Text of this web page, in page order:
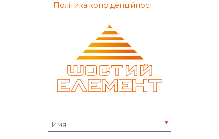
Політика конфіденційності
*